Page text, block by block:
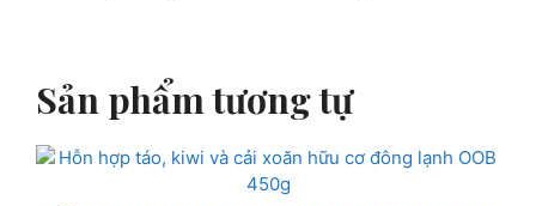
Sản phẩm tương tự